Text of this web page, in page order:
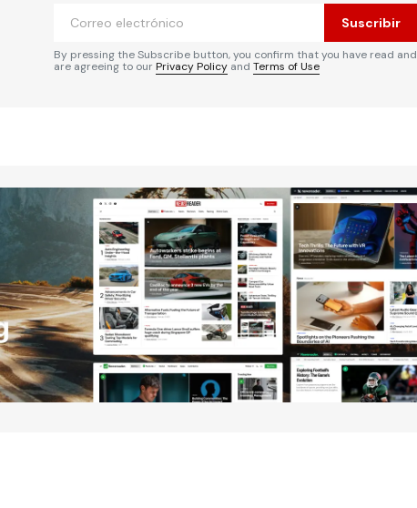
Suscribir
By pressing the Subscribe button, you confirm that you have read and
are agreeing to ourPrivacy Policy and Terms of Use